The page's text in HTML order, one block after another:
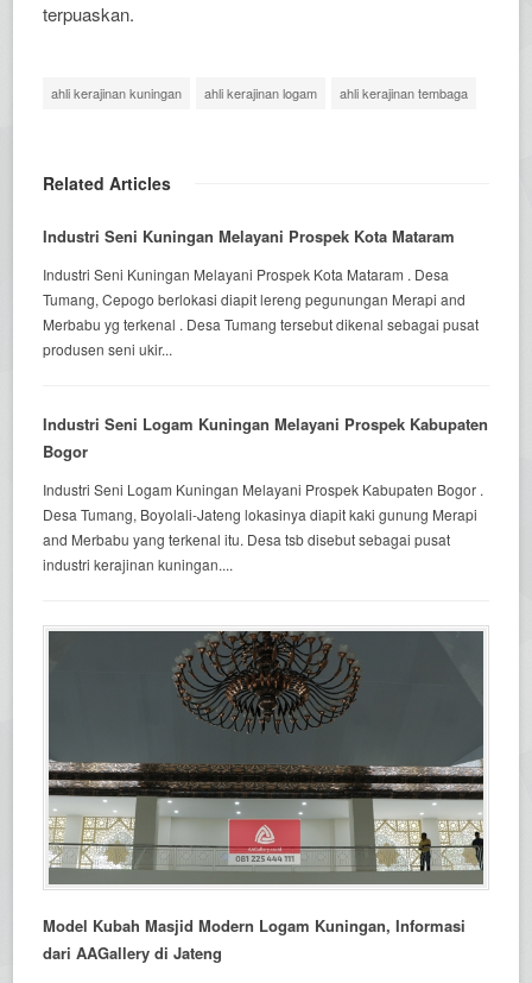
terpuaskan.
ahli kerajinan kuningan ahli kerajinan logam ahli kerajinan tembaga
Related Articles
Industri Seni Kuningan Melayani Prospek Kota Mataram
Industri Seni Kuningan Melayani Prospek Kota Mataram . Desa
Tumang, Cepogo berlokasi diapit lereng pegunungan Merapi and
Merbabu yg terkenal . Desa Tumang tersebut dikenal sebagai pusat
produsen seni ukir...
Industri Seni Logam Kuningan Melayani Prospek Kabupaten
Bogor
Industri Seni Logam Kuningan Melayani Prospek Kabupaten Bogor .
Desa Tumang, Boyolali-Jateng lokasinya diapit kaki gunung Merapi
and Merbabu yang terkenal itu. Desa tsb disebut sebagai pusat
industri kerajinan kuningan....
Model Kubah Masjid Modern Logam Kuningan, Informasi
dari AAGallery di Jateng